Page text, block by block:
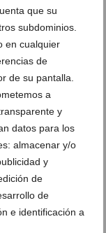
que su
subdominios.
en cualquier
de
de su pantalla.
a
y
datos para los
almacenar y/o
y
de
de
e identificación a
de golf se